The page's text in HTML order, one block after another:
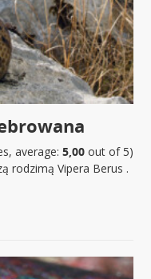
average: 5,00out of 5)
rodzimą Vipera Berus .